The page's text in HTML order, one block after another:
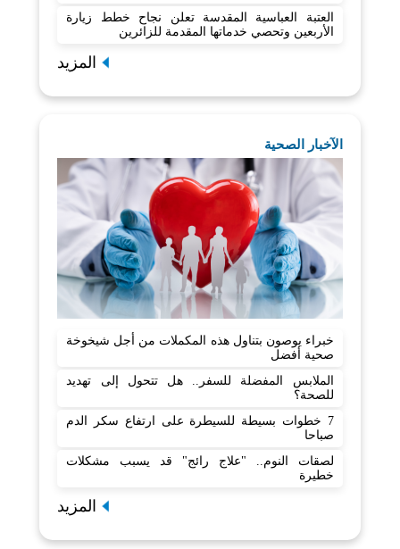
العتبة العباسية المقدسة تعلن نجاح خطط زيارة
الأربعين وتحصي خدماتها المقدمة للزائرين
المزيد
الآخبار الصحية
خبراء يوصون بتناول هذه المكملات من أجل شيخوخة
صحية أفضل
الملابس المفضلة للسفر.. هل تتحول إلى تهديد
للصحة؟
7 خطوات بسيطة للسيطرة على ارتفاع سكر الدم
صباحا
لصقات النوم.. "علاج رائج" قد يسبب مشكلات
خطيرة
المزيد